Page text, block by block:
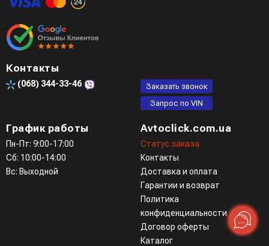
Контакты
(068) 344-33-46
Заказать звонок
Запрос по VIN
График работы
Пн-Пт: 9:00-17:00
Сб: 10:00-14:00
Вс: Выходной
Avtoclick.com.ua
Статус заказа
Контакты
Доставка и оплата
Гарантии и возврат
Политика
конфиденциальности
Договор оферты
Каталог